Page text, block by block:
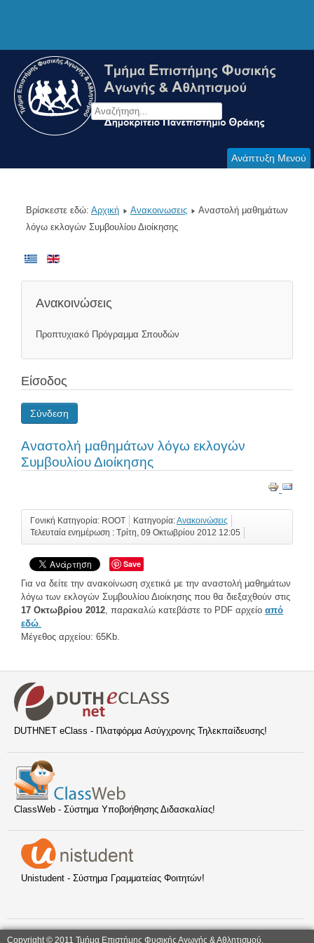
Ανάπτυξη Μενού
Βρίσκεστε εδώ: Αρχική Ανακοινωσεις
Αναστολή μαθημάτων
λόγω εκλογών Συμβουλίου Διοίκησης
Ανακοινώσεις
Προπτυχιακό Πρόγραμμα Σπουδών
Είσοδος
Σύνδεση
Αναστολή μαθημάτων λόγω εκλογών
Συμβουλίου Διοίκησης
Γονική Κατηγορία: ROOT Κατηγορία:Ανακοινώσεις
Τελευταία ενημέρωση : Τρίτη, 09 Οκτωβρίου 2012 12:05
Save
Για να δείτε την ανακοίνωση σχετικά με την αναστολή μαθημάτων
λόγω των εκλογών Συμβουλίου Διοίκησης που θα διεξαχθούν στις
17 Οκτωβρίου 2012 , παρακαλώ κατεβάστε το PDF αρχείο από
εδώ
Μέγεθος αρχείου: 65Kb.
DUTHNET eClass - Πλατφόρμα Ασύγχρονης Τηλεκπαίδευσης!
ClassWeb - Σύστημα Υποβοήθησης Διδασκαλίας!
Unistudent - Σύστημα Γραμματείας Φοιτητών!
Copyright © 2011 Τμήμα Επιστήμης Φυσικής Αγωγής & Αθλητισμού,